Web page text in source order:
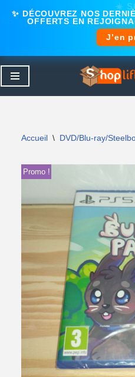
✨ DÉCOUVREZ NOS
OFFERTS EN
J’en
Aller
Accueil \ DVD/Blu-ray/
Promo !